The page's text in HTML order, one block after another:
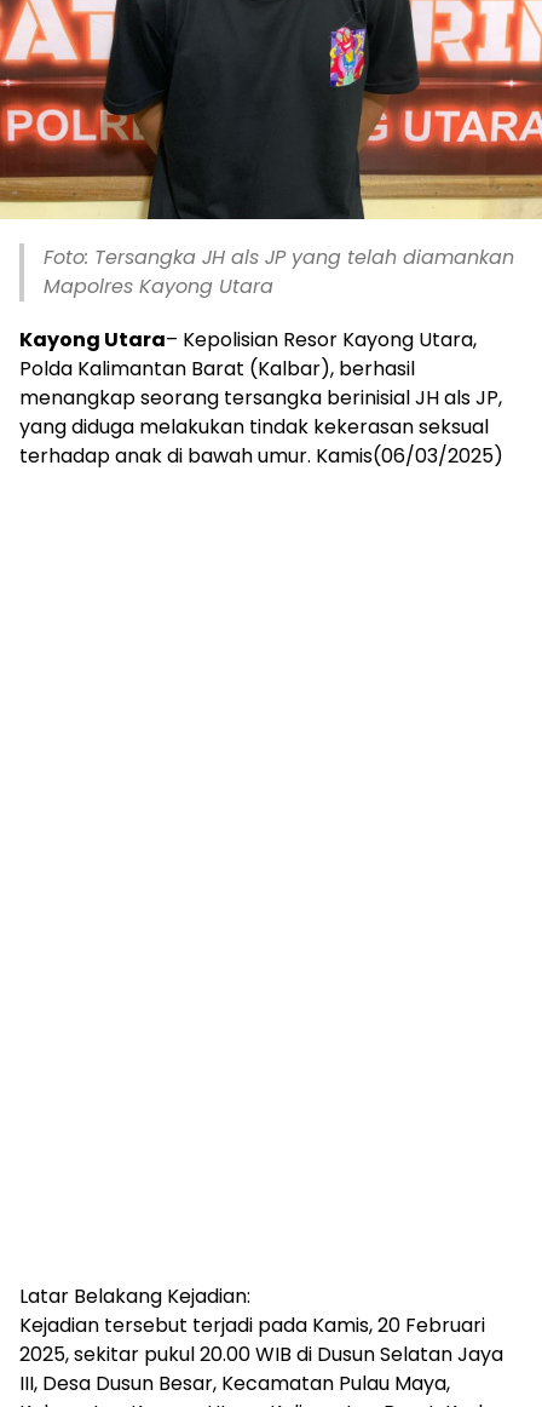
Foto: Tersangka JH als JP yang telah diamankan
Mapolres Kayong Utara
Kayong Utara– Kepolisian Resor Kayong Utara,
Polda Kalimantan Barat (Kalbar), berhasil
menangkap seorang tersangka berinisial JH als JP,
yang diduga melakukan tindak kekerasan seksual
terhadap anak di bawah umur. Kamis(06/03/2025)
Latar Belakang Kejadian:
Kejadian tersebut terjadi pada Kamis, 20 Februari
2025, sekitar pukul 20.00 WIB di Dusun Selatan Jaya
III, Desa Dusun Besar, Kecamatan Pulau Maya,